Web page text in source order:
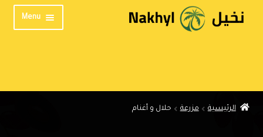
Skip
to
Skip
to
Menu
المنتدى
تواصل معنا
الرئيسية مزرعة حلال و أغنام